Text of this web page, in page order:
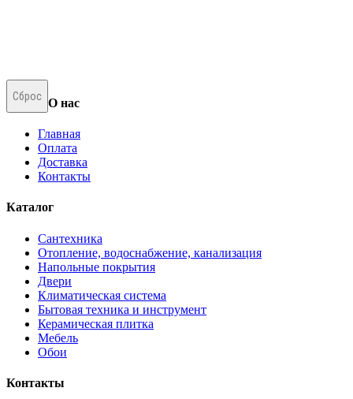
Сброс
О нас
Главная
Оплата
Доставка
Контакты
Каталог
Сантехника
Отопление, водоснабжение, канализация
Напольные покрытия
Двери
Климатическая система
Бытовая техника и инструмент
Керамическая плитка
Мебель
Обои
Контакты